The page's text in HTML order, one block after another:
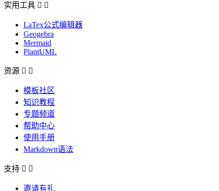
实用工具  
LaTex公式编辑器
Geogebra
Mermaid
PlantUML
资源  
模板社区
知识教程
专题频道
帮助中心
使用手册
Markdown语法
支持  
邀请有礼